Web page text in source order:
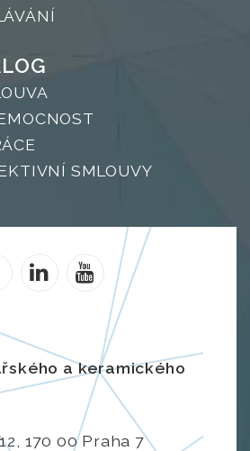
SMLOUVY
a keramického
170 00 Praha 7